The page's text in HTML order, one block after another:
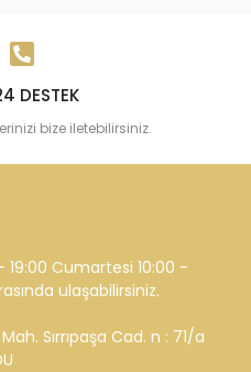
DESTEK
bize iletebilirsiniz.
Cumartesi 10:00 -
ulaşabilirsiniz.
Sırrıpaşa Cad. n : 71/a